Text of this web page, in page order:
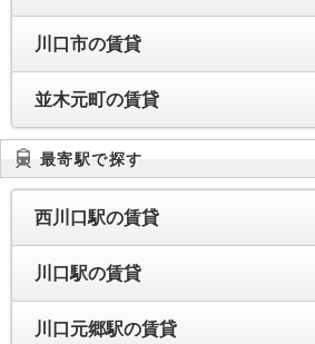
川口市の賃貸
並木元町の賃貸
最寄駅で探す
西川口駅の賃貸
川口駅の賃貸
川口元郷駅の賃貸